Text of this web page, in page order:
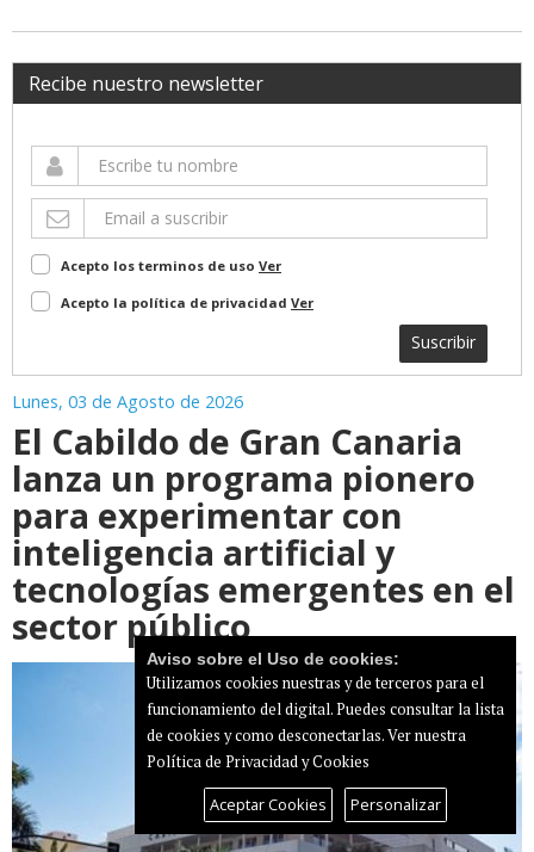
Recibe nuestro newsletter
Acepto los terminos de uso Ver
Acepto la política de privacidad Ver
Suscribir
Lunes, 03 de Agosto de 2026
El Cabildo de Gran Canaria
lanza un programa pionero
para experimentar con
inteligencia artificial y
tecnologías emergentes en el
sector público
Aviso sobre el Uso de cookies:
Utilizamos cookies nuestras y de terceros para el
funcionamiento del digital. Puedes consultar la lista
de cookies y como desconectarlas.Ver nuestra
Política de Privacidad y Cookies
Aceptar Cookies Personalizar